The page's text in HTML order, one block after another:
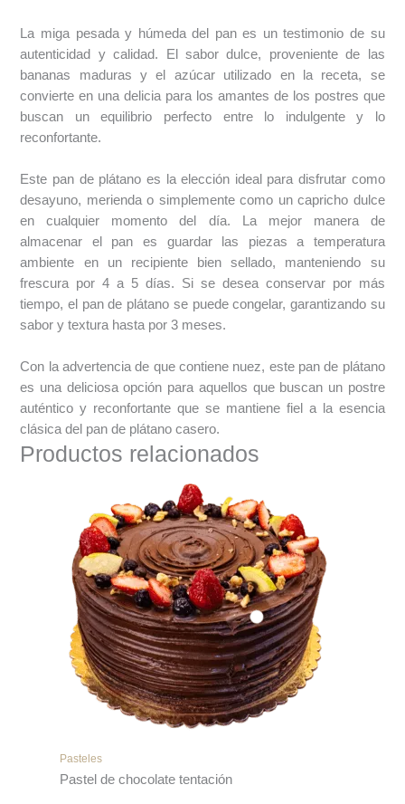
La miga pesada y húmeda del pan es un testimonio de su
autenticidad y calidad. El sabor dulce, proveniente de las
bananas maduras y el azúcar utilizado en la receta, se
convierte en una delicia para los amantes de los postres que
buscan un equilibrio perfecto entre lo indulgente y lo
reconfortante.
Este pan de plátano es la elección ideal para disfrutar como
desayuno, merienda o simplemente como un capricho dulce
en cualquier momento del día. La mejor manera de
almacenar el pan es guardar las piezas a temperatura
ambiente en un recipiente bien sellado, manteniendo su
frescura por 4 a 5 días. Si se desea conservar por más
tiempo, el pan de plátano se puede congelar, garantizando su
sabor y textura hasta por 3 meses.
Con la advertencia de que contiene nuez, este pan de plátano
es una deliciosa opción para aquellos que buscan un postre
auténtico y reconfortante que se mantiene fiel a la esencia
clásica del pan de plátano casero.
Productos relacionados
Pasteles
Pastel de chocolate tentación